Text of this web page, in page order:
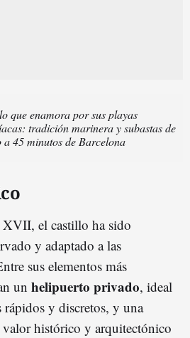
que enamora por sus playas
tradición marinera y subastas de
a 45 minutos de Barcelona
el castillo ha sido
y adaptado a las
sus elementos más
un helipuerto privado, ideal
rápidos y discretos, y una
histórico y arquitectónico